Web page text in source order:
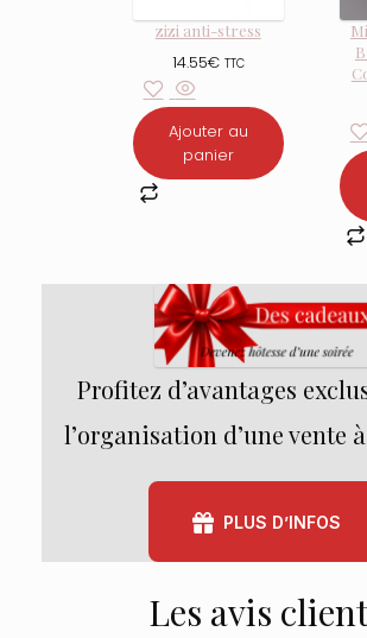
zizi anti-stress
14.55€ TTC
Ajouter au
panier
Profitez d’avantages
l’organisation d’une vente
PLUS D’INFOS
Les avis